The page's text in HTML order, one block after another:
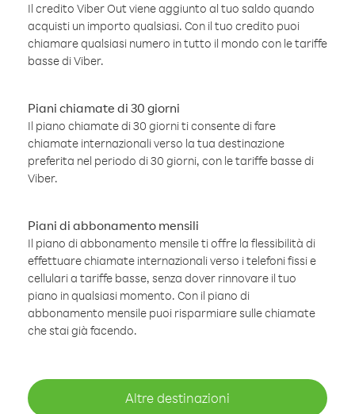
Il credito Viber Out viene aggiunto al tuo saldo quando
acquisti un importo qualsiasi. Con il tuo credito puoi
chiamare qualsiasi numero in tutto il mondo con le tariffe
basse di Viber.
Piani chiamate di 30 giorni
Il piano chiamate di 30 giorni ti consente di fare
chiamate internazionali verso la tua destinazione
preferita nel periodo di 30 giorni, con le tariffe basse di
Viber.
Piani di abbonamento mensili
Il piano di abbonamento mensile ti offre la flessibilità di
effettuare chiamate internazionali verso i telefoni fissi e
cellulari a tariffe basse, senza dover rinnovare il tuo
piano in qualsiasi momento. Con il piano di
abbonamento mensile puoi risparmiare sulle chiamate
che stai già facendo.
Altre destinazioni